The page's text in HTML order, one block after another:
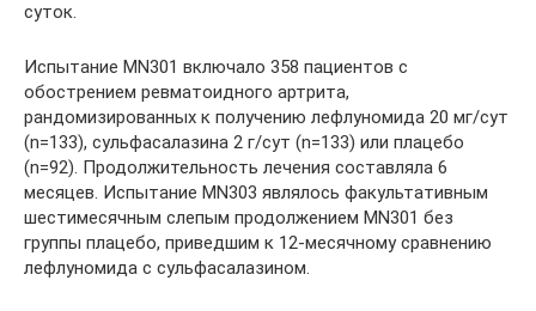
суток.
Испытание MN301 включало 358 пациентов с
обострением ревматоидного артрита,
рандомизированных к получению лефлуномида 20 мг/сут
(n=133), сульфасалазина 2 г/сут (n=133) или плацебо
(n=92). Продолжительность лечения составляла 6
месяцев. Испытание MN303 являлось факультативным
шестимесячным слепым продолжением MN301 без
группы плацебо, приведшим к 12-месячному сравнению
лефлуномида с сульфасалазином.